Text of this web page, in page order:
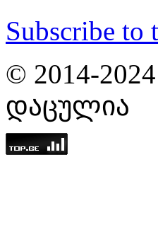
Subscribe to
© 2014-
ᲓᲐᲪᲣᲚᲘᲐ